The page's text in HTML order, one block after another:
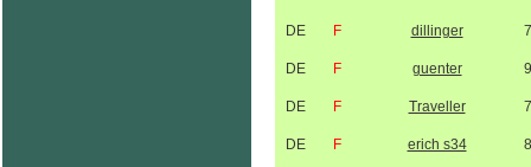
DE F dillinger
DE F guenter
DE F Traveller
DE F erich s34